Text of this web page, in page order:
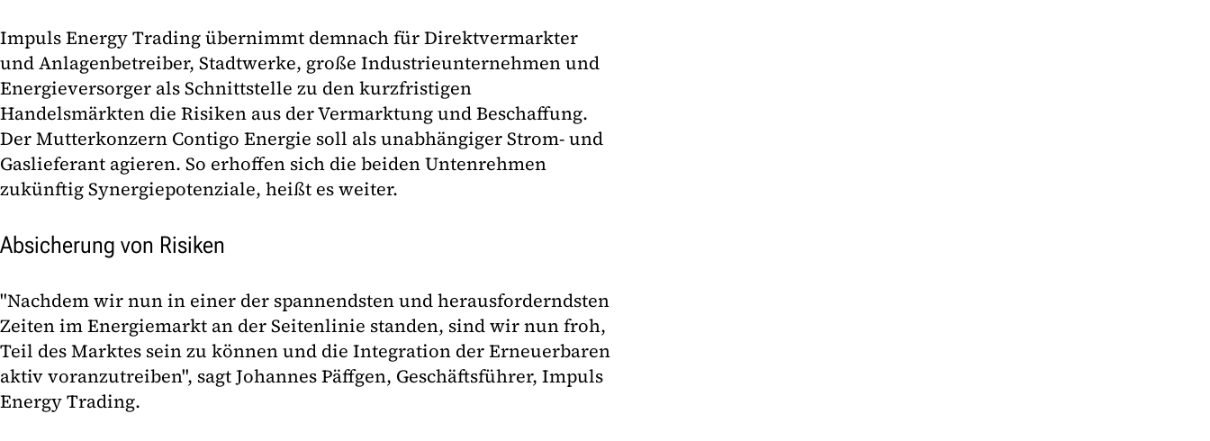
Impuls Energy Trading übernimmt demnach für Direktvermarkter
und Anlagenbetreiber, Stadtwerke, große Industrieunternehmen und
Energieversorger als Schnittstelle zu den kurzfristigen
Handelsmärkten die Risiken aus der Vermarktung und Beschaffung.
Der Mutterkonzern Contigo Energie soll als unabhängiger Strom- und
Gaslieferant agieren. So erhoffen sich die beiden Untenrehmen
zukünftig Synergiepotenziale, heißt es weiter.
Absicherung von Risiken
"Nachdem wir nun in einer der spannendsten und herausforderndsten
Zeiten im Energiemarkt an der Seitenlinie standen, sind wir nun froh,
Teil des Marktes sein zu können und die Integration der Erneuerbaren
aktiv voranzutreiben", sagt Johannes Päffgen, Geschäftsführer, Impuls
Energy Trading.